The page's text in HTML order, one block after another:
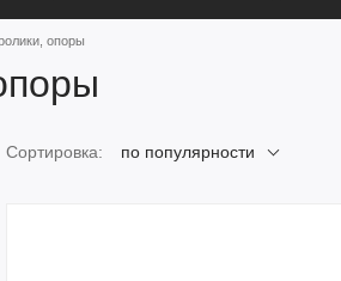
опоры
Сортировка: по популярности